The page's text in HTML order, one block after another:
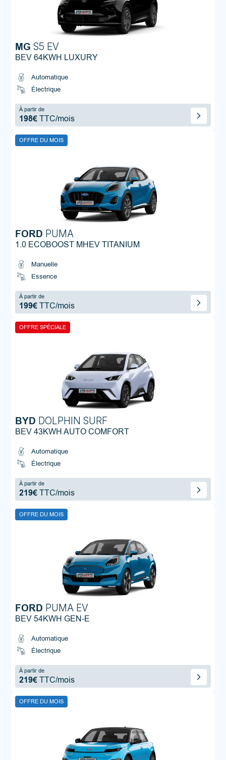
MG S5 EV
BEV 64KWH LUXURY
Automatique
Électrique
À partir de
198€TTC/mois
OFFRE DU MOIS
FORD PUMA
1.0 ECOBOOST MHEV TITANIUM
Manuelle
Essence
À partir de
199€TTC/mois
OFFRE SPÉCIALE
BYD DOLPHIN SURF
BEV 43KWH AUTO COMFORT
Automatique
Électrique
À partir de
219€TTC/mois
OFFRE DU MOIS
FORD PUMA EV
BEV 54KWH GEN-E
Automatique
Électrique
À partir de
219€TTC/mois
OFFRE DU MOIS